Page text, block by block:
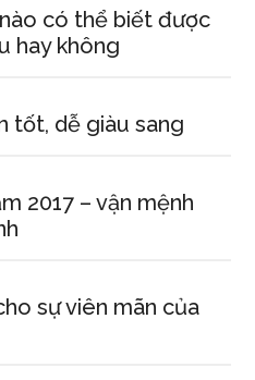
có thể biết được
hay không
tốt, dễ giàu sang
2017 – vận mệnh
sự viên mãn của